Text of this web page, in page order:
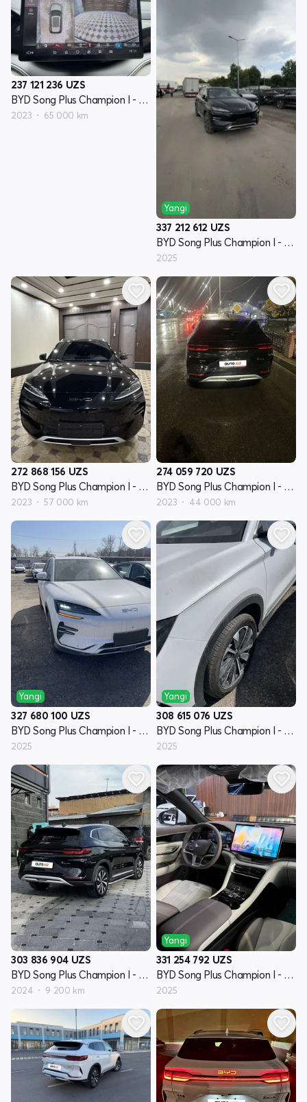
237 121 236 UZS
BYD Song Plus Champion I - avlod
2023 65 000 km
Yangi
337 212 612 UZS
BYD Song Plus Champion I - avlod
2025
272 868 156 UZS
BYD Song Plus Champion I - avlod
2023 57 000 km
274 059 720 UZS
BYD Song Plus Champion I - avlod
2023 44 000 km
Yangi
327 680 100 UZS
BYD Song Plus Champion I - avlod
2025
Yangi
308 615 076 UZS
BYD Song Plus Champion I - avlod
2025
303 836 904 UZS
BYD Song Plus Champion I - avlod
2024 9 200 km
Yangi
331 254 792 UZS
BYD Song Plus Champion I - avlod
2025